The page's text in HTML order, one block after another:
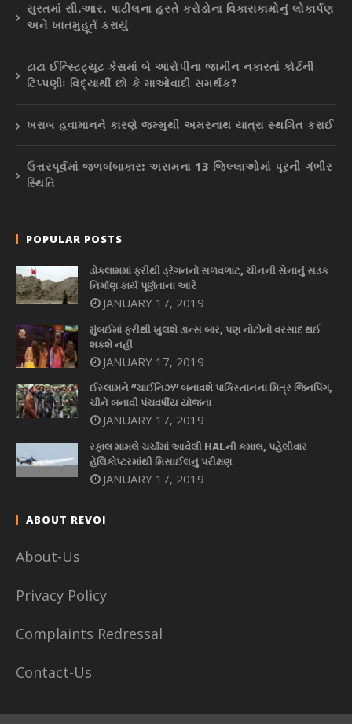
સુરતમાં સી.આર. પાટીલના હસ્તે કરોડોના વિકાસકામોનું લોકાર્પણ
અને ખાતમુહૂર્ત કરાયું
ટાટા ઈન્સ્ટિટ્યૂટ કેસમાં બે આરોપીના જામીન નકારતાં કોર્ટની
ટિપ્પણીઃ વિદ્યાર્થી છો કે માઓવાદી સમર્થક?
ખરાબ હવામાનને કારણે જમ્મુથી અમરનાથ યાત્રા સ્થગિત કરાઈ
ઉત્તરપૂર્વમાં જળબંબાકાર: અસમના 13 જિલ્લાઓમાં પૂરની ગંભીર
સ્થિતિ
POPULAR POSTS
ડોકલામમાં ફરીથી ડ્રેગનનો સળવળાટ, ચીનની સેનાનું સડક
નિર્માણ કાર્ય પૂર્ણતાના આરે
JANUARY 17, 2019
મુંબઈમાં ફરીથી ખુલશે ડાન્સ બાર, પણ નોટોનો વરસાદ થઈ
શકશે નહીં
JANUARY 17, 2019
ઈસ્લામને “ચાઈનિઝ” બનાવશે પાકિસ્તાનના મિત્ર જિનપિંગ,
ચીને બનાવી પંચવર્ષીય યોજના
JANUARY 17, 2019
રફાલ મામલે ચર્ચામાં આવેલી HALની કમાલ, પહેલીવાર
હેલિકોપ્ટરમાંથી મિસાઈલનું પરીક્ષણ
JANUARY 17, 2019
ABOUT REVOI
About-Us
Privacy Policy
Complaints Redressal
Contact-Us